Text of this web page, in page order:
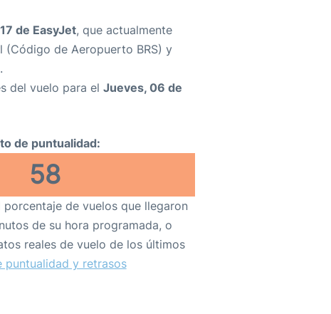
de EasyJet, que actualmente
de Aeropuerto BRS) y
del vuelo para el Jueves, 06 de
de puntualidad:
58
de vuelos que llegaron
de su hora programada, o
reales de vuelo de los últimos
puntualidad y retrasos